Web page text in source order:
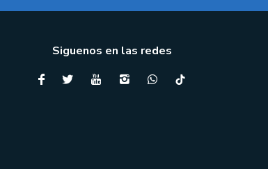
Siguenos en las redes